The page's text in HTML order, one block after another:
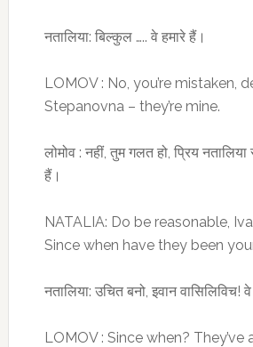
नतालिया: बिल्कुल ….. वे हमारे हैं।
LOMOV : No, you’re mistaken,
Stepanovna – they’re mine.
लोमोव : नहीं, तुम गलत हो, प्रिय नतालिया
हैं।
NATALIA: Do be reasonable,
Since when have they been
नतालिया: उचित बनो, इवान
LOMOV : Since when? They’ve